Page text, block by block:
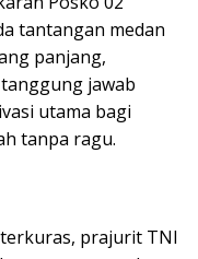
tantangan medan
panjang,
jawab
utama bagi
tanpa ragu.
prajurit TNI